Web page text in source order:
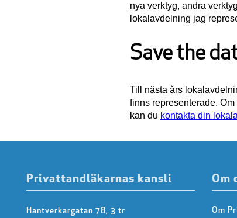
nya verktyg, andra
lokalavdelning jag
Save the
Till nästa års
finns representerade.
kan du kontakta din
Privattandläkarnas kansli
Hantverkargatan 78, 3 tr
Om
Om